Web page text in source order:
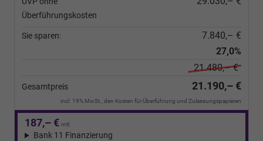
Überführungskosten
Sie sparen:
7.840,– €
27,0%
21.480,– €
Gesamtpreis 21.190,– €
incl. 19% MwSt., den Kosten für Überführung und Zulassungspapieren
187,– € mtl.
Bank 11 Finanzierung